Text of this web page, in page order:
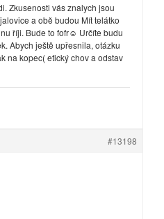
Zkusenosti vás znalych jsou
a obě budou Mít telátko
říji. Bude to fofr☺ Určíte budu
Abych ještě upřesnila, otázku
na kopec( etický chov a odstav
#13198